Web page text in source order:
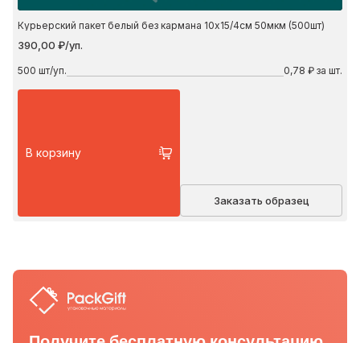
Курьерский пакет белый без кармана 10х15/4см 50мкм (500шт)
390,00 ₽/уп.
500 шт/уп. 0,78 ₽ за шт.
В корзину
Заказать образец